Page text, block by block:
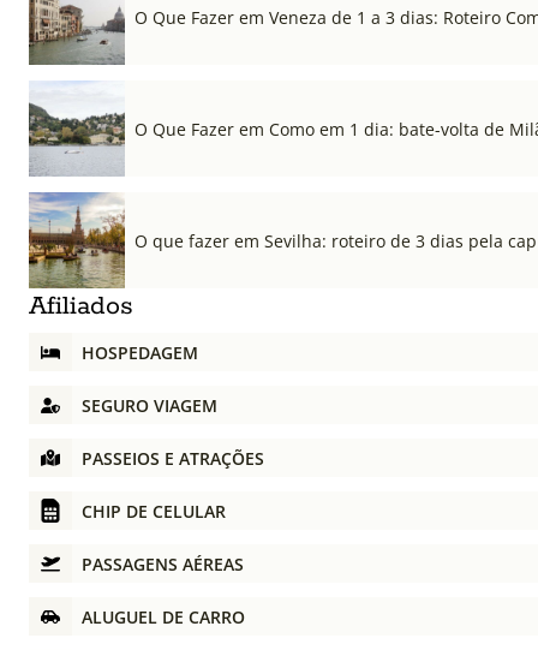
O Que Fazer em Veneza de 1 a 3 dias: Roteiro
O Que Fazer em Como em 1 dia: bate-volta de
O que fazer em Sevilha: roteiro de 3 dias pela
Afiliados
HOSPEDAGEM
SEGURO VIAGEM
PASSEIOS E ATRAÇÕES
CHIP DE CELULAR
PASSAGENS AÉREAS
ALUGUEL DE CARRO